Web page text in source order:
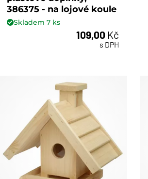
386375 - na lojové koule
Skladem7 ks
109,00 Kč
s DPH